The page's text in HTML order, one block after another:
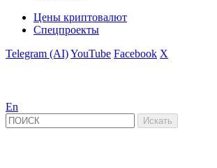
Цены криптовалют
Спецпроекты
Telegram (AI)YouTube Facebook X
En